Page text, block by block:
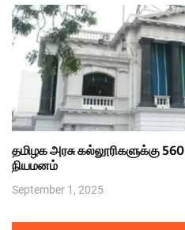
தமிழக அரசு கல்லூரிகளுக்கு
நியமனம்
September 1, 2025